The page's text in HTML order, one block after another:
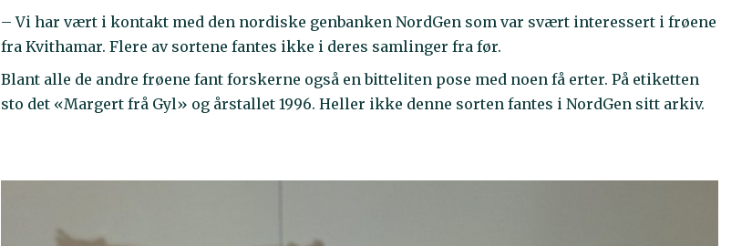
– Vi har vært i kontakt med den nordiske genbanken NordGen som var svært interessert i frøene
fra Kvithamar. Flere av sortene fantes ikke i deres samlinger fra før.
Blant alle de andre frøene fant forskerne også en bitteliten pose med noen få erter. På etiketten
sto det «Margert frå Gyl» og årstallet 1996. Heller ikke denne sorten fantes i NordGen sitt arkiv.